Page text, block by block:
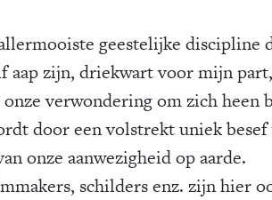
geestelijke discipline
aap zijn, driekwart voor mijn
verwondering om zich heen
door een volstrekt uniek besef
onze aanwezigheid op aarde.
schilders enz. zijn hier